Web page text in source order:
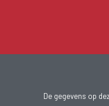
De gegevens op